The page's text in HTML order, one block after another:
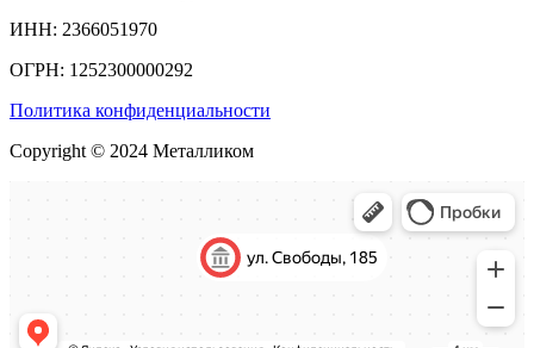
ИНН: 2366051970
ОГРН: 1252300000292
Политика конфиденциальности
Copyright © 2024 Металликом